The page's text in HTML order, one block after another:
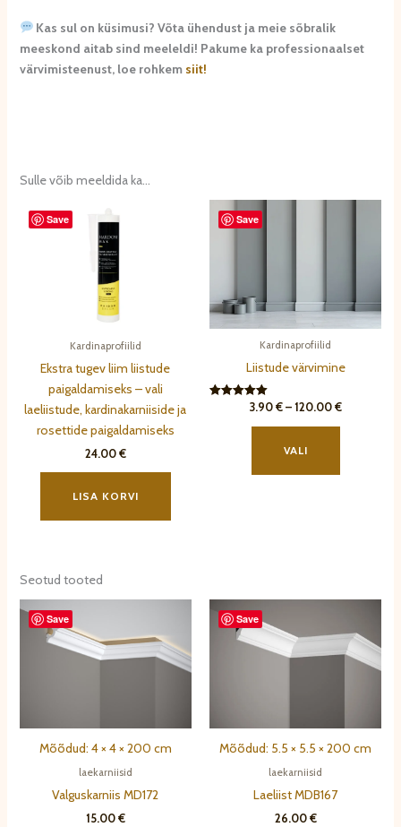
Kas sul on küsimusi? Võta ühendust ja meie sõbralik
meeskond aitab sind meeleldi! Pakume ka professionaalset
värvimisteenust, loe rohkem siit!
Sulle võib meeldida ka…
Save
Kardinaprofiilid
Ekstra tugev liim liistude
paigaldamiseks – vali
laeliistude, kardinakarniiside ja
rosettide paigaldamiseks
24.00 €
LISA KORVI
Save
Kardinaprofiilid
Liistude värvimine
Hinnanguga
3.90 € – 120.00 €
VALI
Sellel
on
Seotud tooted
Save
Mõõdud: 4 × 4 × 200 cm
laekarniisid
Valguskarniis MD172
15.00 €
Save
Mõõdud: 5.5 × 5.5 × 200 cm
laekarniisid
Laeliist MDB167
26.00 €